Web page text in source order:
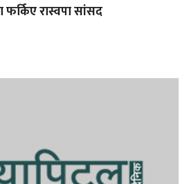
रास्वपा सांसद